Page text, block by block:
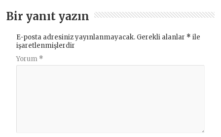
Bir yanıt yazın
E-posta adresiniz yayınlanmayacak. Gerekli alanlar * ile
işaretlenmişlerdir
Yorum *